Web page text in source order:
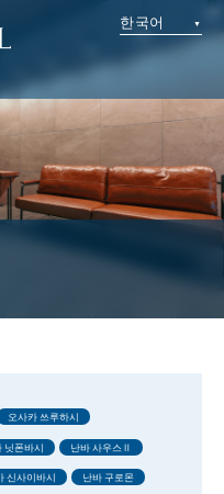
한국어
오사카 쓰루하시
닛폰바시 난바 사우스Ⅱ
신사이바시 난바 구로몬